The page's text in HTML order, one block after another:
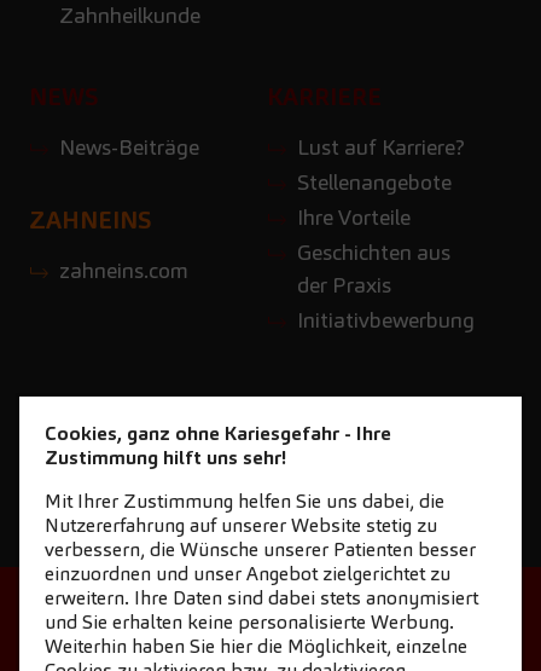
Zahnheilkunde
NEWS
News-Beiträge
KARRIERE
Lust auf Karriere?
Stellenangebote
Ihre Vorteile
Geschichten aus
der Praxis
Initiativbewerbung
ZAHNEINS
zahneins.com
STARTSEITE
KONTAKT
NEWSLETTER DOWNLOAD
Cookies, ganz ohne Kariesgefahr - Ihre
Zustimmung hilft uns sehr!
Mit Ihrer Zustimmung helfen Sie uns dabei, die
Nutzererfahrung auf unserer Website stetig zu
verbessern, die Wünsche unserer Patienten besser
einzuordnen und unser Angebot zielgerichtet zu
erweitern. Ihre Daten sind dabei stets anonymisiert
und Sie erhalten keine personalisierte Werbung.
Weiterhin haben Sie hier die Möglichkeit, einzelne